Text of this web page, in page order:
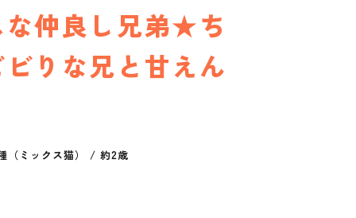
な仲良し兄弟★ち
りな兄と甘えん
（ミックス猫） /約2歳